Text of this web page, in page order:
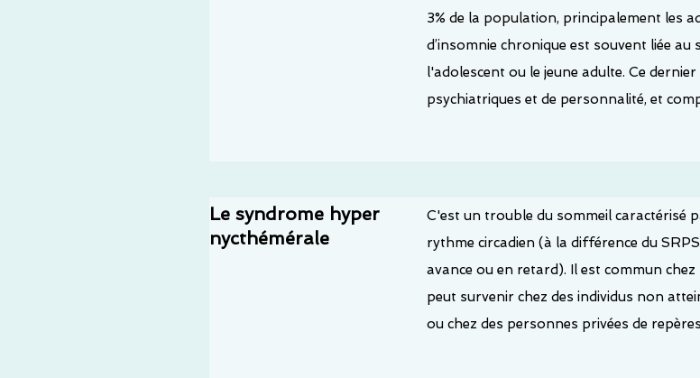
3% de la population, principalement les
d’insomnie chronique est souvent liée
l'adolescent ou le jeune adulte. Ce
psychiatriques et de personnalité, et
Le syndrome hyper
nycthémérale
C'est un trouble du sommeil caractérisé
rythme circadien (à la différence du
avance ou en retard). Il est commun
peut survenir chez des individus non
ou chez des personnes privées de